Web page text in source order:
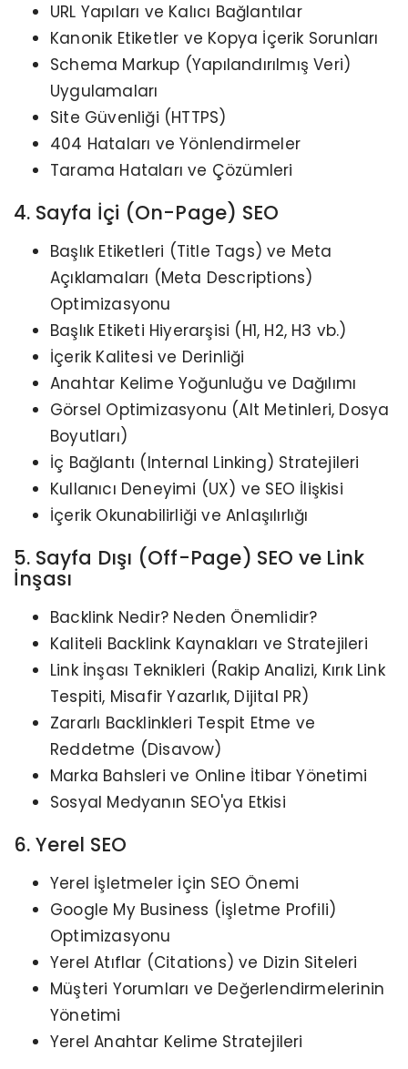
URL Yapıları ve Kalıcı Bağlantılar
Kanonik Etiketler ve Kopya İçerik Sorunları
Schema Markup (Yapılandırılmış Veri)
Uygulamaları
Site Güvenliği (HTTPS)
404 Hataları ve Yönlendirmeler
Tarama Hataları ve Çözümleri
4. Sayfa İçi (On-Page) SEO
Başlık Etiketleri (Title Tags) ve Meta
Açıklamaları (Meta Descriptions)
Optimizasyonu
Başlık Etiketi Hiyerarşisi (H1, H2, H3 vb.)
İçerik Kalitesi ve Derinliği
Anahtar Kelime Yoğunluğu ve Dağılımı
Görsel Optimizasyonu (Alt Metinleri, Dosya
Boyutları)
İç Bağlantı (Internal Linking) Stratejileri
Kullanıcı Deneyimi (UX) ve SEO İlişkisi
İçerik Okunabilirliği ve Anlaşılırlığı
5. Sayfa Dışı (Off-Page) SEO ve Link
İnşası
Backlink Nedir? Neden Önemlidir?
Kaliteli Backlink Kaynakları ve Stratejileri
Link İnşası Teknikleri (Rakip Analizi, Kırık Link
Tespiti, Misafir Yazarlık, Dijital PR)
Zararlı Backlinkleri Tespit Etme ve
Reddetme (Disavow)
Marka Bahsleri ve Online İtibar Yönetimi
Sosyal Medyanın SEO'ya Etkisi
6. Yerel SEO
Yerel İşletmeler İçin SEO Önemi
Google My Business (İşletme Profili)
Optimizasyonu
Yerel Atıflar (Citations) ve Dizin Siteleri
Müşteri Yorumları ve Değerlendirmelerinin
Yönetimi
Yerel Anahtar Kelime Stratejileri